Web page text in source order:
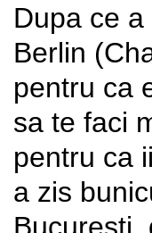
Dupa ce
Berlin
pentru ca
sa te faci
pentru ca
a zis